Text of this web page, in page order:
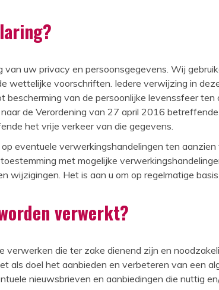
uw privacy en persoonsgegevens. Wij
wettelijke voorschriften. Iedere verwijzing in
van de persoonlijke levenssfeer
de Verordening van 27 april 2016
het vrije verkeer van die gegevens.
eventuele verwerkingshandelingen ten
met mogelijke
wijzigingen. Het is aan u om op regelmatige
verwerkt?
verwerken die ter zake dienend zijn en
als doel het aanbieden en verbeteren van een
nieuwsbrieven en aanbiedingen die nuttig